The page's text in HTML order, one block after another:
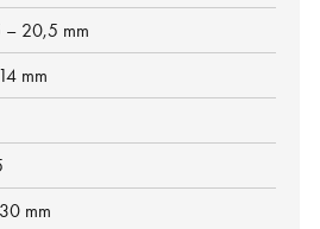
– 20,5 mm
mm
mm